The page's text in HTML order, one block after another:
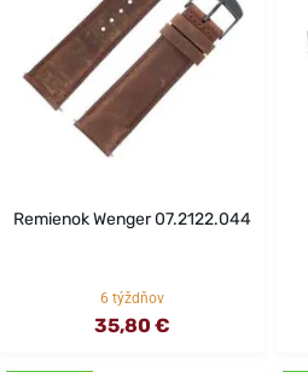
Remienok Wenger 07.2122.044
6 týždňov
35,80 €